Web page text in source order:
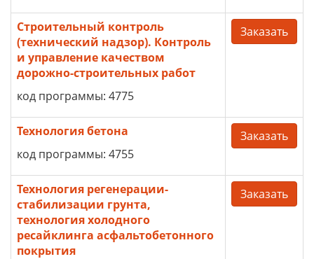
Строительный контроль
(технический надзор). Контроль
и управление качеством
дорожно-строительных работ
код программы: 4775
Заказать
Технология бетона
код программы: 4755
Заказать
Технология регенерации-
стабилизации грунта,
технология холодного
ресайклинга асфальтобетонного
покрытия
Заказать